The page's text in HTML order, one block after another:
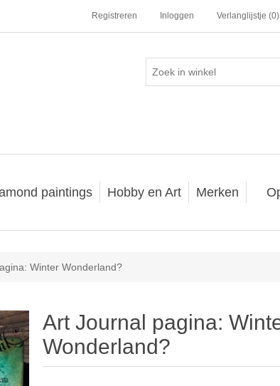
Registreren Inloggen Verlanglijstje (0)
paintings Hobby en Art Merken
Winter Wonderland?
Art Journal pagina:
Wonderland?